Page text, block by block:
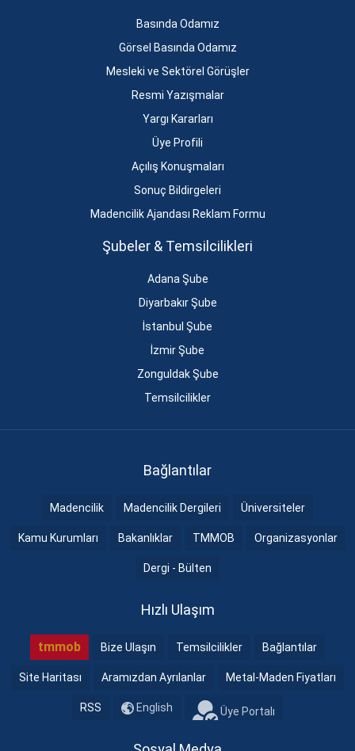
Basında Odamız
Görsel Basında Odamız
Mesleki ve Sektörel Görüşler
Resmi Yazışmalar
Yargı Kararları
Üye Profili
Açılış Konuşmaları
Sonuç Bildirgeleri
Madencilik Ajandası Reklam Formu
Şubeler & Temsilcilikleri
Adana Şube
Diyarbakır Şube
İstanbul Şube
İzmir Şube
Zonguldak Şube
Temsilcilikler
Bağlantılar
Madencilik Madencilik Dergileri Üniversiteler
Kamu Kurumları Bakanlıklar TMMOB Organizasyonlar
Dergi - Bülten
Hızlı Ulaşım
tmmob Bize Ulaşın Temsilcilikler Bağlantılar
Site Haritası Aramızdan Ayrılanlar Metal-Maden Fiyatları
RSS English Üye Portalı